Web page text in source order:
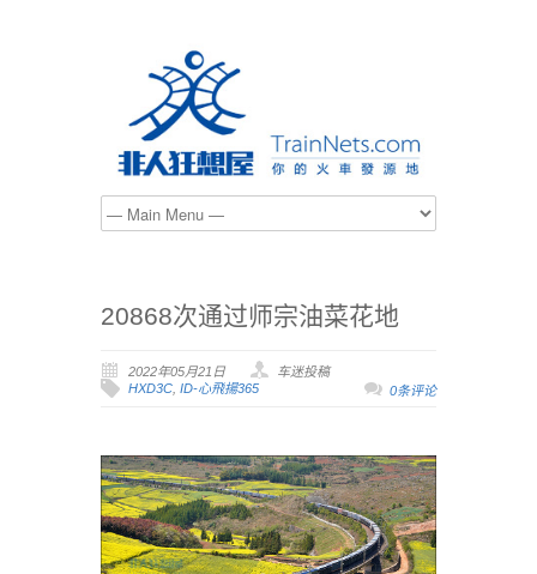
20868次通过师宗油菜花地
2022年05月21日
车迷投稿
HXD3C, ID-心飛揚365 0条评论